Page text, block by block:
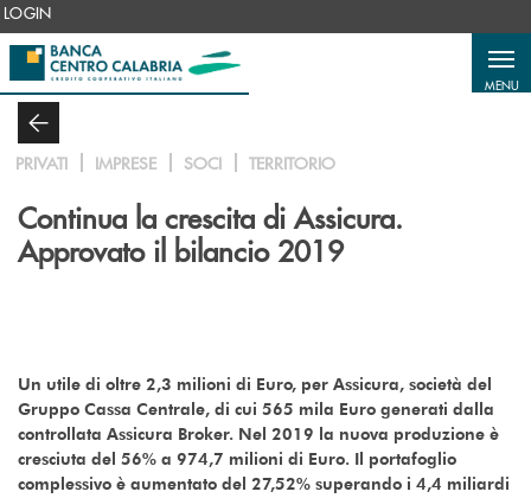
Salta al contenuto principale
LOGIN
MENU
PRIVATI IMPRESE SOCI TERRITORIO
Continua la crescita di Assicura.
Approvato il bilancio 2019
Un utile di oltre 2,3 milioni di Euro, per Assicura, società del
Gruppo Cassa Centrale, di cui 565 mila Euro generati dalla
controllata Assicura Broker. Nel 2019 la nuova produzione è
cresciuta del 56% a 974,7 milioni di Euro. Il portafoglio
complessivo è aumentato del 27,52% superando i 4,4 miliardi